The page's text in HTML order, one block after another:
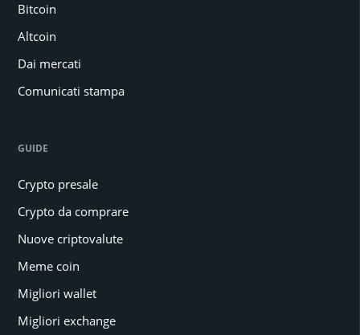
Bitcoin
Altcoin
Dai mercati
Comunicati stampa
GUIDE
Crypto presale
Crypto da comprare
Nuove criptovalute
Meme coin
Migliori wallet
Migliori exchange